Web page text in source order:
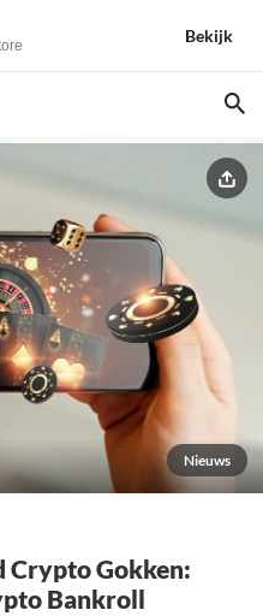
Bekijk
Nieuws
Crypto Gokken:
Bankroll